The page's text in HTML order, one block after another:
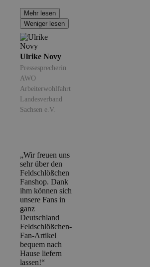
Mehr lesen
Weniger lesen
Ulrike Novy
Pressesprecherin
AWO
Arbeiterwohlfahrt
Landesverband
Sachsen e.V.
„Wir freuen uns
sehr über den
Feldschlößchen
Fanshop. Dank
ihm können sich
unsere Fans in
ganz
Deutschland
Feldschlößchen-
Fan-Artikel
bequem nach
Hause liefern
lassen!“